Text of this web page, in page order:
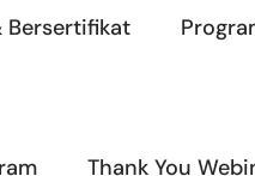
Bersertifikat
Thank You